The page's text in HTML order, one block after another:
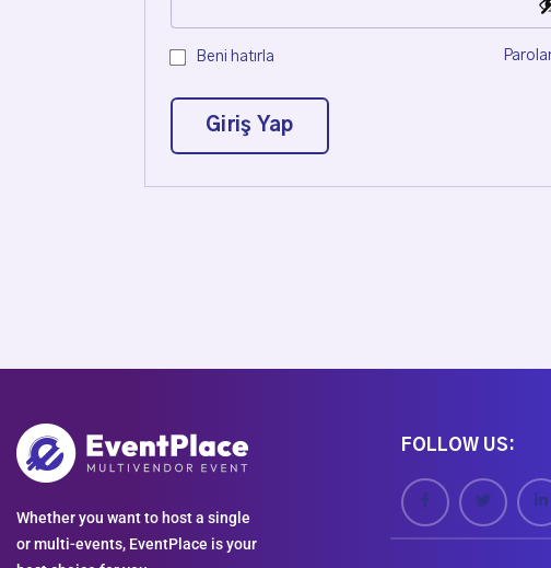
Beni hatırla
Giriş Yap
Whether you want to host a single
or multi-events, EventPlace is your
FOLLOW US: